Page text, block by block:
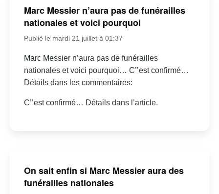
Marc Messier n’aura pas de funérailles
nationales et voici pourquoi
Publié le mardi 21 juillet à 01:37
Marc Messier n’aura pas de funérailles
nationales et voici pourquoi… C’’est confirmé…
Détails dans les commentaires:
C’’est confirmé… Détails dans l’article.
On sait enfin si Marc Messier aura des
funérailles nationales